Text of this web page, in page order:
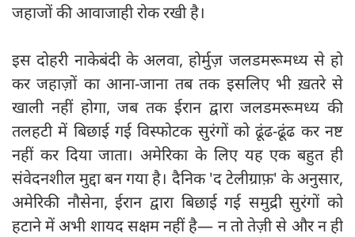
जहाजों की आवाजाही रोक रखी है।
इस दोहरी नाकेबंदी के अलवा, होर्मुज़ जलडमरूमध्य से हो
कर जहाज़ों का आना-जाना तब तक इसलिए भी ख़तरे से
खाली नहीं होगा, जब तक ईरान द्वारा जलडमरूमध्य की
तलहटी में बिछाई गई विस्फोटक सुरंगों को ढूंढ-ढूंढ कर नष्ट
नहीं कर दिया जाता। अमेरिका के लिए यह एक बहुत ही
संवेदनशील मुद्दा बन गया है। दैनिक 'द टेलीग्राफ़' के अनुसार,
अमेरिकी नौसेना, ईरान द्वारा बिछाई गई समुद्री सुरंगों को
हटाने में अभी शायद सक्षम नहीं है— न तो तेज़ी से और न ही